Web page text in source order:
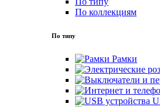
По коллекциям
По типу
Рамки